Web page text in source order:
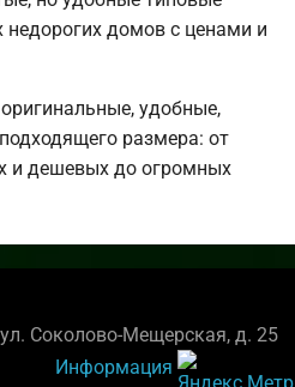
домов с ценами и
удобные,
размера: от
и дешевых до огромных
Соколово-Мещерская, д. 25
Информация